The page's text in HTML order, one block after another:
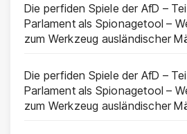
Die perfiden Spiele der AfD –
Parlament als Spionagetool –
zum Werkzeug ausländischer
Die perfiden Spiele der AfD –
Parlament als Spionagetool –
zum Werkzeug ausländischer